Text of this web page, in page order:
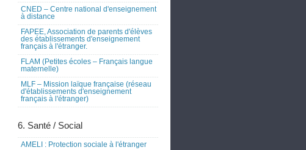
CNED – Centre national d'enseignement
à distance
FAPEE, Association de parents d'élèves
des établissements d'enseignement
français à l'étranger.
FLAM (Petites écoles – Français langue
maternelle)
MLF – Mission laïque française (réseau
d'établissements d'enseignement
français à l'étranger)
6. Santé / Social
AMELI : Protection sociale à l'étranger